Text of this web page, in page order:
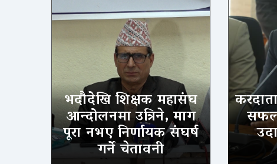
भदौदेखि शिक्षक महासंघ
आन्दोलनमा उत्रिने, माग
पूरा नभए निर्णायक संघर्ष
गर्ने चेतावनी
सफल